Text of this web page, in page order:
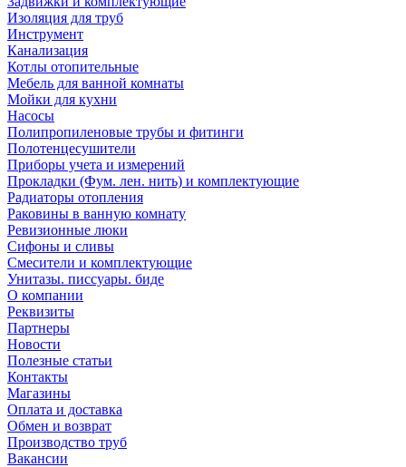
Изоляция для труб
Инструмент
Канализация
Котлы отопительные
Мебель для ванной комнаты
Мойки для кухни
Насосы
Полипропиленовые трубы и фитинги
Полотенцесушители
Приборы учета и измерений
Прокладки (Фум. лен. нить) и комплектующие
Радиаторы отопления
Раковины в ванную комнату
Ревизионные люки
Сифоны и сливы
Смесители и комплектующие
Унитазы. писсуары. биде
О компании
Реквизиты
Партнеры
Новости
Полезные статьи
Контакты
Магазины
Оплата и доставка
Обмен и возврат
Производство труб
Вакансии